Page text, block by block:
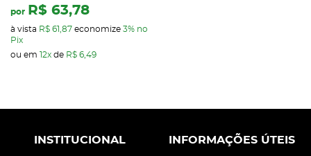
por R$ 63,78
à vista R$ 61,87 economize 3% no
Pix
ou em 12x de R$ 6,49
INSTITUCIONAL INFORMAÇÕES ÚTEIS